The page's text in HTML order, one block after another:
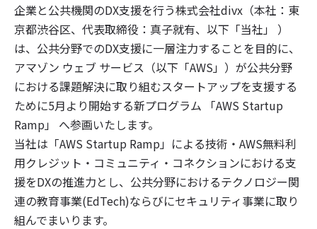
企業と公共機関のDX支援を行う株式会社divx（本社：東
京都渋谷区、代表取締役：真子就有、以下「当社」 ）
は、公共分野でのDX支援に一層注力することを目的に、
アマゾン ウェブ サービス（以下「AWS」）が公共分野
における課題解決に取り組むスタートアップを支援する
ために5月より開始する新プログラム 「AWS Startup
Ramp」 へ参画いたします。
当社は「AWS Startup Ramp」による技術・AWS無料利
用クレジット・コミュニティ・コネクションにおける支
援をDXの推進力とし、公共分野におけるテクノロジー関
連の教育事業(EdTech)ならびにセキュリティ事業に取り
組んでまいります。